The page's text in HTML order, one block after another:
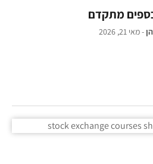
מתקדם
מאי 21, 2026